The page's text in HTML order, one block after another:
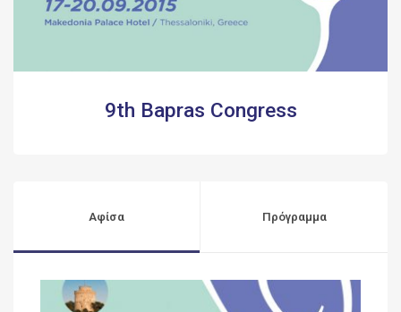
9th Bapras Congress
Αφίσα Πρόγραμμα